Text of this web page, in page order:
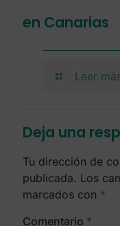
en Canarias
Leer
Deja una
Tu dirección de
publicada. Los
marcados con *
Comentario *